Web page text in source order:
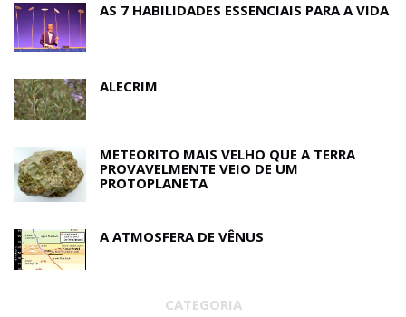
AS 7 HABILIDADES ESSENCIAIS PARA A VIDA
ALECRIM
METEORITO MAIS VELHO QUE A TERRA
PROVAVELMENTE VEIO DE UM
PROTOPLANETA
A ATMOSFERA DE VÊNUS
CATEGORIA